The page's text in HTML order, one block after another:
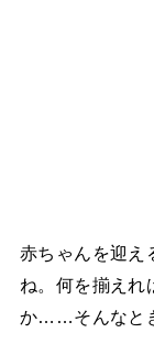
赤ちゃんを迎え
ね。何を揃えれ
か……そんなと